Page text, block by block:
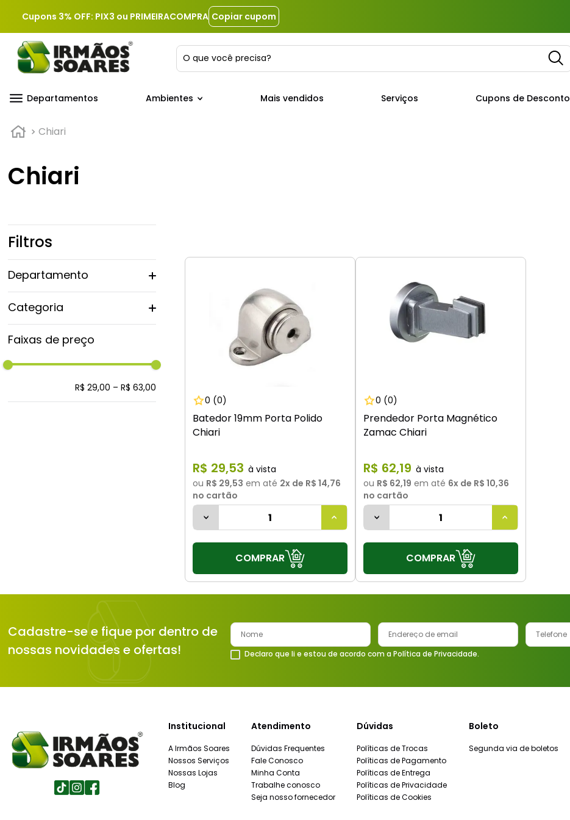
Cupons 3% OFF: PIX3 ou PRIMEIRACOMPRA Copiar cupom
O que você precisa?
Departamentos Ambientes Mais vendidos Serviços Cupons de Desconto
Chiari
Chiari
Filtros
Departamento
Categoria
Faixas de preço
R$ 29,00 – R$ 63,00
0 (0)
Batedor 19mm Porta Polido
Chiari
R$ 29,53
ou R$ 29,53 em até 2x de R$ 14,76
no cartão
COMPRAR
0 (0)
Prendedor Porta Magnético
Zamac Chiari
R$ 62,19
ou R$ 62,19 em até 6x de R$ 10,36
no cartão
COMPRAR
Cadastre-se e fique por dentro de
nossas novidades e ofertas!
Declaro que li e estou de acordo com a Política de Privacidade.
Institucional
A Irmãos Soares
Nossos Serviços
Nossas Lojas
Blog
Atendimento
Dúvidas Frequentes
Fale Conosco
Minha Conta
Trabalhe conosco
Seja nosso fornecedor
Dúvidas
Políticas de Trocas
Políticas de Pagamento
Políticas de Entrega
Políticas de Privacidade
Políticas de Cookies
Boleto
Segunda via de boletos
8º
cimento
10º torneira